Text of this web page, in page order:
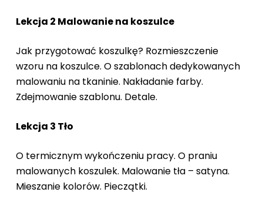
Lekcja 2 Malowanie na koszulce
Jak przygotować koszulkę? Rozmieszczenie
wzoru na koszulce. O szablonach dedykowanych
malowaniu na tkaninie. Nakładanie farby.
Zdejmowanie szablonu. Detale.
Lekcja 3 Tło
O termicznym wykończeniu pracy. O praniu
malowanych koszulek. Malowanie tła – satyna.
Mieszanie kolorów. Pieczątki.